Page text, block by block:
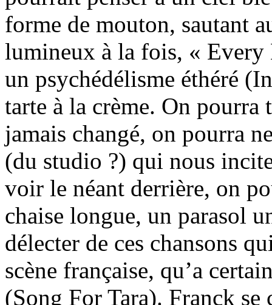
forme de mouton, sautant
lumineux à la fois, « Every
un psychédélisme éthéré
tarte à la crème. On
jamais changé, on pourra
(du studio ?) qui nous
voir le néant derrière, on
chaise longue, un parasol
délecter de ces chansons
scène française, qu’a
(Song For Tara). Franck se